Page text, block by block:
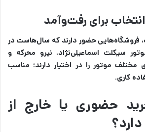
برای رفت‌وآمد
فروشگاه‌هایی حضور دارند که سال‌هاست در
سیکلت اسماعیلی‌نژاد، نیرو محرکه و
موتور را در اختیار دارند؛ مناسب
کاری.
حضوری یا خارج از